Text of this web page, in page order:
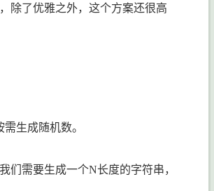
除了优雅之外，这个方案还很高
需生成随机数。
们需要生成一个N长度的字符串，